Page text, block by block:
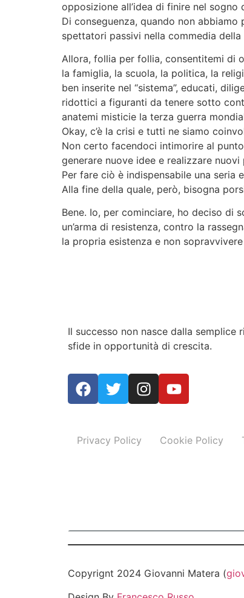
opposizione all’idea di finire nel
Di conseguenza, quando non
spettatori passivi nella commedia
Allora, follia per follia, consentitemi di
la famiglia, la scuola, la politica, la
ben inserite nel “sistema”, educati,
ridottici a figuranti da tenere sotto
anatemi misticie la terza guerra
Okay, c’è la crisi e tutti ne siamo
Non certo facendoci intimorire al
generare nuove idee e realizzare nuovi
Per fare ciò è indispensabile una seria
Alla fine della quale, però, bisogna
Bene. Io, per cominciare, ho deciso di
un’arma di resistenza, contro la
la propria esistenza e non
Il successo non nasce dalla
sfide in opportunità di crescita.
Privacy Policy Cookie Policy
Copyrignt 2024 Giovanni Matera (